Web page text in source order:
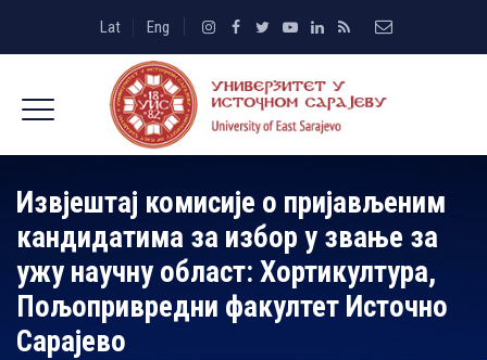
Lat Eng
Извјештај комисије о пријављеним
кандидатима за избор у звање за
ужу научну област: Хортикултура,
Пољопривредни факултет Источно
Сарајево